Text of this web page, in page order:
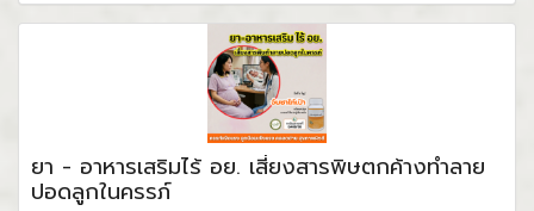
ยา - อาหารเสริมไร้ อย. เสี่ยงสารพิษตกค้างทำลาย
ปอดลูกในครรภ์